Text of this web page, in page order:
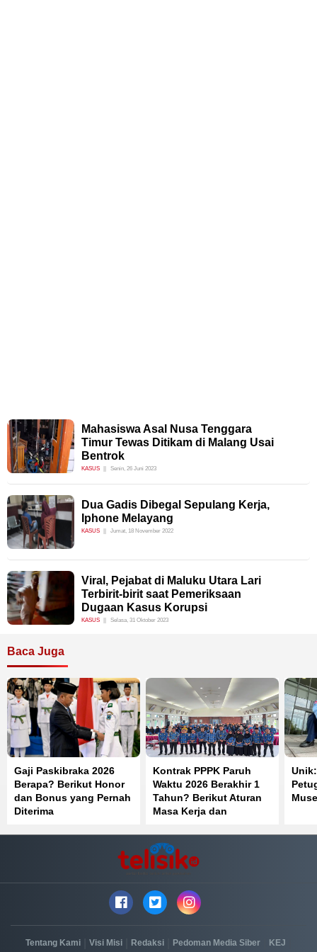
Mahasiswa Asal Nusa Tenggara
Timur Tewas Ditikam di Malang Usai
Bentrok
KASUS Senin, 26 Juni 2023
Dua Gadis Dibegal Sepulang Kerja,
Iphone Melayang
KASUS Jumat, 18 November 2022
Viral, Pejabat di Maluku Utara Lari
Terbirit-birit saat Pemeriksaan
Dugaan Kasus Korupsi
KASUS Selasa, 31 Oktober 2023
Baca Juga
Gaji Paskibraka 2026
Berapa? Berikut Honor
dan Bonus yang Pernah
Diterima
Kontrak PPPK Paruh
Waktu 2026 Berakhir 1
Tahun? Berikut Aturan
Masa Kerja dan
Tentang Kami Visi Misi Redaksi Pedoman Media Siber KEJ